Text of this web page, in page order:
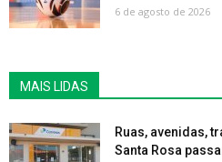
6 de agosto de 2026
MAIS LIDAS
Ruas, avenidas,
Santa Rosa